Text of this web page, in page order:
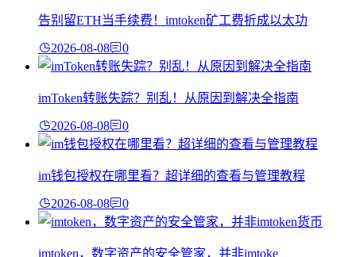
告别留ETH当手续费！imtoken矿工费折成以太功
2026-08-08 0
imToken转账失踪？别乱！从原因到解决全指南
2026-08-08 0
im钱包授权在哪里看？超详细的查看与管理教程
2026-08-08 0
imtoken，数字资产的安全管家，并非imtoke